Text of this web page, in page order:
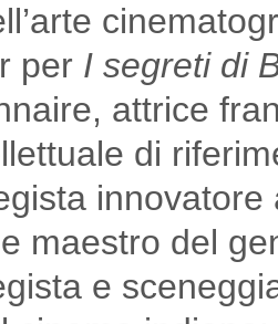
per I segreti di
attrice
di
maestro del
e